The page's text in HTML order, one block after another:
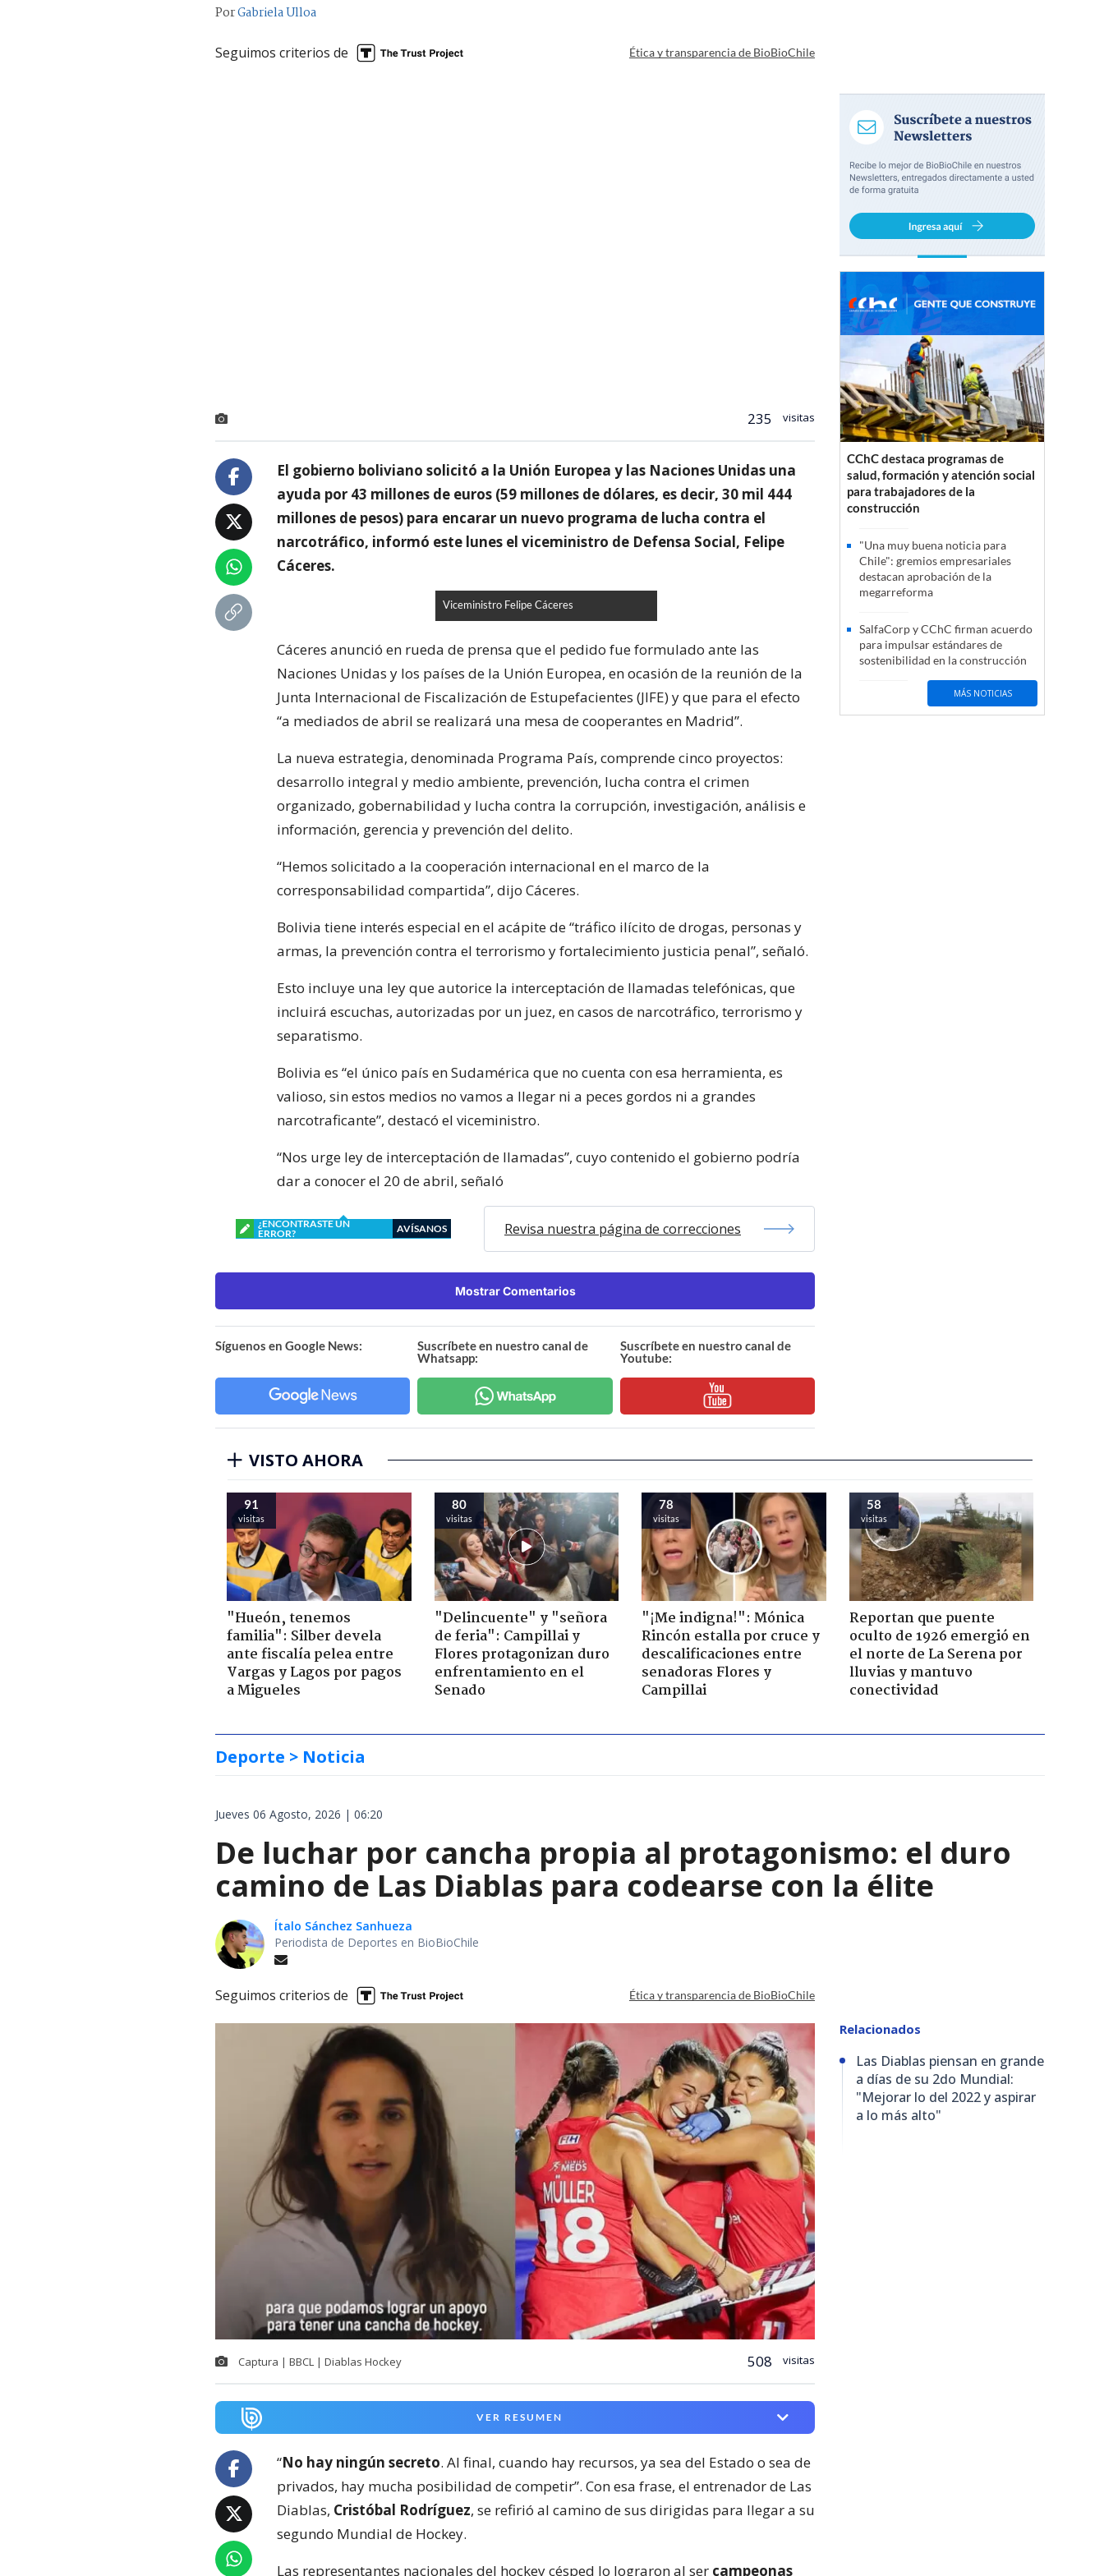
PorGabriela Ulloa
Seguimos criterios de Ética y transparencia de BioBioChile
235 visitas
El gobierno boliviano solicitó a la Unión Europea y las Naciones Unidas una
ayuda por 43 millones de euros (59 millones de dólares, es decir, 30 mil 444
millones de pesos) para encarar un nuevo programa de lucha contra el
narcotráfico, informó este lunes el viceministro de Defensa Social, Felipe
Cáceres.
Viceministro Felipe Cáceres
Cáceres anunció en rueda de prensa que el pedido fue formulado ante las
Naciones Unidas y los países de la Unión Europea, en ocasión de la reunión de la
Junta Internacional de Fiscalización de Estupefacientes (JIFE) y que para el efecto
“a mediados de abril se realizará una mesa de cooperantes en Madrid”.
La nueva estrategia, denominada Programa País, comprende cinco proyectos:
desarrollo integral y medio ambiente, prevención, lucha contra el crimen
organizado, gobernabilidad y lucha contra la corrupción, investigación, análisis e
información, gerencia y prevención del delito.
“Hemos solicitado a la cooperación internacional en el marco de la
corresponsabilidad compartida”, dijo Cáceres.
Bolivia tiene interés especial en el acápite de “tráfico ilícito de drogas, personas y
armas, la prevención contra el terrorismo y fortalecimiento justicia penal”, señaló.
Esto incluye una ley que autorice la interceptación de llamadas telefónicas, que
incluirá escuchas, autorizadas por un juez, en casos de narcotráfico, terrorismo y
separatismo.
Bolivia es “el único país en Sudamérica que no cuenta con esa herramienta, es
valioso, sin estos medios no vamos a llegar ni a peces gordos ni a grandes
narcotraficante”, destacó el viceministro.
“Nos urge ley de interceptación de llamadas”, cuyo contenido el gobierno podría
dar a conocer el 20 de abril, señaló
¿ENCONTRASTE UN
ERROR?
AVÍSANOS Revisa nuestra página de correcciones
Mostrar Comentarios
Síguenos en Google News:
Suscríbete en nuestro canal de
Whatsapp:
Suscríbete en nuestro canal de
Youtube:
CChC destaca programas de
salud, formación y atención social
para trabajadores de la
construcción
"Una muy buena noticia para
Chile": gremios empresariales
destacan aprobación de la
megarreforma
SalfaCorp y CChC firman acuerdo
para impulsar estándares de
sostenibilidad en la construcción
MÁS NOTICIAS
VISTO AHORA
91
visitas
"Hueón, tenemos
familia": Silber devela
ante fiscalía pelea entre
Vargas y Lagos por pagos
a Migueles
80
visitas
"Delincuente" y "señora
de feria": Campillai y
Flores protagonizan duro
enfrentamiento en el
Senado
78
visitas
"¡Me indigna!": Mónica
Rincón estalla por cruce y
descalificaciones entre
senadoras Flores y
Campillai
58
visitas
Reportan que puente
oculto de 1926 emergió en
el norte de La Serena por
lluvias y mantuvo
conectividad
Deporte > Noticia
Jueves 06 Agosto, 2026 | 06:20
De luchar por cancha propia al protagonismo: el duro
camino de Las Diablas para codearse con la élite
Ítalo Sánchez Sanhueza
Periodista de Deportes en BioBioChile
Seguimos criterios de Ética y transparencia de BioBioChile
Captura | BBCL | Diablas Hockey 508 visitas
VER RESUMEN
“No hay ningún secreto. Al final, cuando hay recursos, ya sea del Estado o sea de
privados, hay mucha posibilidad de competir”. Con esa frase, el entrenador de Las
Diablas, Cristóbal Rodríguez, se refirió al camino de sus dirigidas para llegar a su
segundo Mundial de Hockey.
Las representantes nacionales del hockey césped lo lograron al ser campeonas
Relacionados
Las Diablas piensan en grande
a días de su 2do Mundial:
"Mejorar lo del 2022 y aspirar
a lo más alto"